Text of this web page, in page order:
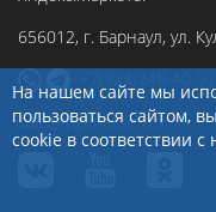
656012, г. Барнаул, ул.
sale@ingenerseti.ru
На нашем сайте мы
пользоваться сайтом,
cookie в соответствии с